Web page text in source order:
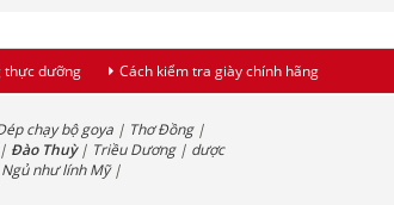
thực dưỡng Cách kiểm tra giày chính hãng
chạy bộ goya | Thơ Đồng|
Đào Thuỳ| Triều Dương| dược
Ngủ như lính Mỹ|